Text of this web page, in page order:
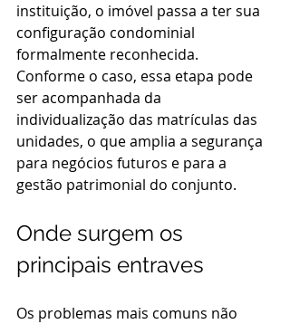
instituição, o imóvel passa a ter sua
configuração condominial
formalmente reconhecida.
Conforme o caso, essa etapa pode
ser acompanhada da
individualização das matrículas das
unidades, o que amplia a segurança
para negócios futuros e para a
gestão patrimonial do conjunto.
Onde surgem os
principais entraves
Os problemas mais comuns não